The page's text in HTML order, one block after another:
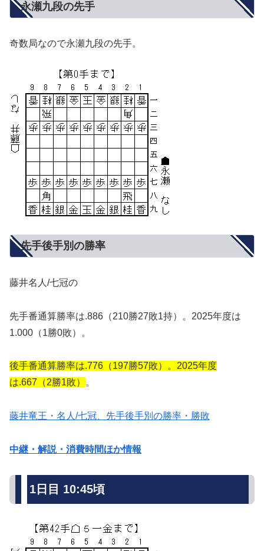
永瀬九段の先手
奇数局なので永瀬九段の先手。
先手後手別の勝率
藤井名人/七冠の
先手番通算勝率は.886（210勝27敗1持）。2025年度は
1.000（1勝0敗）。
後手番通算勝率は.776（197勝57敗）。2025年度
は.667（2勝1敗） 。
藤井竜王・名人/七冠、先手後手別の勝率・勝敗
中継・解説・消費時間ほか情報
1日目 10:45頃